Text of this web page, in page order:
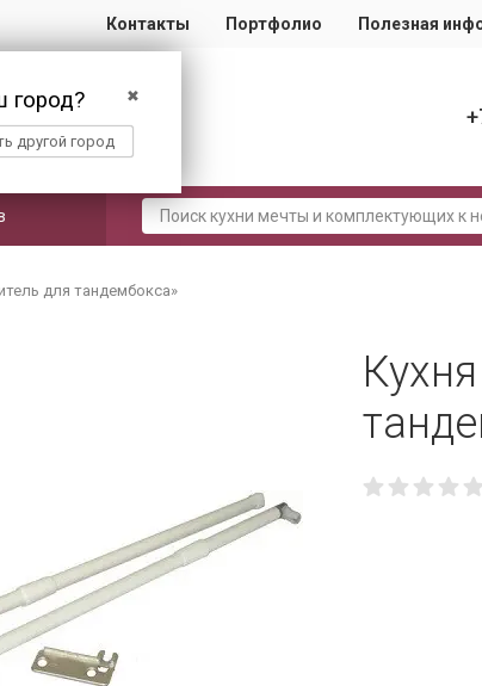
✖
город?
другой город
Контакты Портфолио Полезная
для тандембокса»